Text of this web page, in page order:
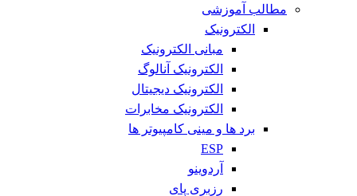
مطالب آموزشی
الکترونیک
مبانی الکترونیک
الکترونیک آنالوگ
الکترونیک دیجیتال
الکترونیک مخابرات
برد ها و مینی کامپیوتر ها
ESP
آردوینو
رزبری پای